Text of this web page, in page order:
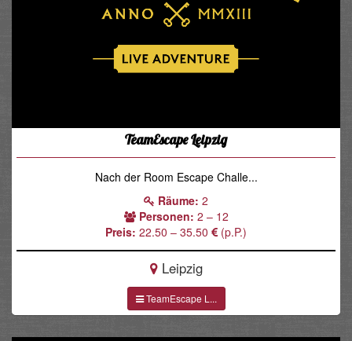
TeamEscape Leipzig
Nach der Room Escape Challe...
Räume: 2
Personen: 2 – 12
Preis: 22.50 – 35.50 (p.P.)
Leipzig
TeamEscape L...